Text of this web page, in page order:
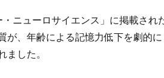
ニューロサイエンス」に掲載され
が、年齢による記憶力低下を劇的に
した。